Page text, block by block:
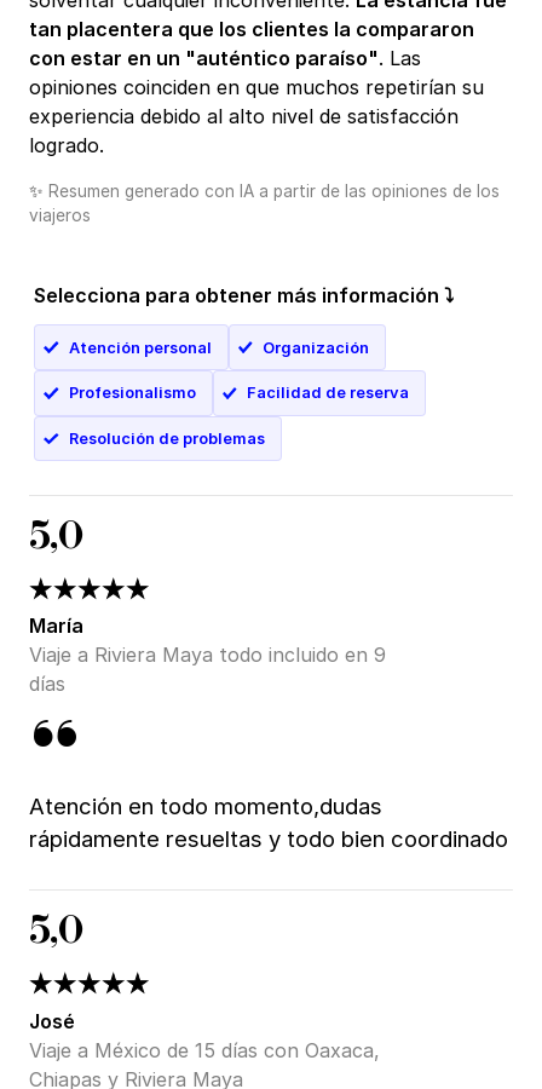
tan placentera que los clientes la compararon
con estar en un "auténtico paraíso". Las
opiniones coinciden en que muchos repetirían su
experiencia debido al alto nivel de satisfacción
logrado.
✨ Resumen generado con IA a partir de las opiniones de los
viajeros
Selecciona para obtener más información ⤵
Atención personal Organización
Profesionalismo Facilidad de reserva
Resolución de problemas
5,0
María
Viaje a Riviera Maya todo incluido en 9
días
Atención en todo momento,dudas
rápidamente resueltas y todo bien coordinado
5,0
José
Viaje a México de 15 días con Oaxaca,
Chiapas y Riviera Maya